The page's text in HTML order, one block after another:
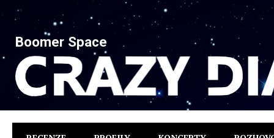
Boomer Space